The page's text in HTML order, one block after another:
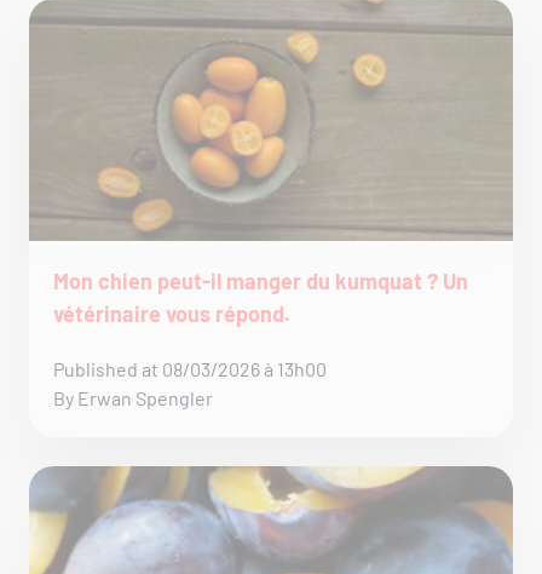
Mon chien peut-il manger du kumquat ? Un
vétérinaire vous répond.
Published at 08/03/2026 à 13h00
By Erwan Spengler